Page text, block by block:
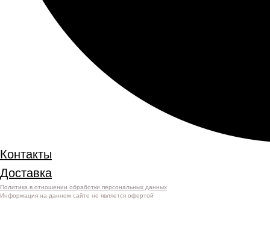
Контакты
Доставка
Политика в отношении обработки персональных данных
Информация на данном сайте не является офертой